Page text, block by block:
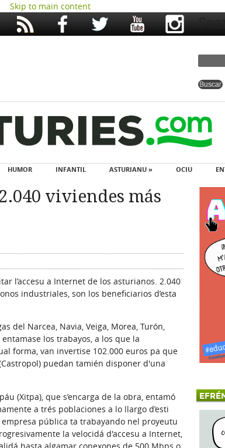
Skip to main content
HUMOR INFANTIL ASTURIANU » OCIU
viviendes más
l’accesu a Internet de los asturianos. 2.040
industriales, son los beneficiarios d’esta
del Narcea, Navia, Veiga, Morea, Turón,
entamase los trabayos, a los que la
forma, van invertise 102.000 euros pa que
puedan tamién disponer d'una
(Xitpa), que s’encarga de la obra, entamó
a trés poblaciones a lo llargo d’esti
empresa pública ta trabayando nel proyeutu
la velocidá d'accesu a Internet,